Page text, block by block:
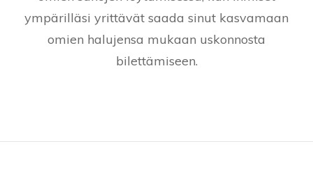
ympärilläsi yrittävät saada sinut kasvamaan
omien halujensa mukaan uskonnosta
bilettämiseen.